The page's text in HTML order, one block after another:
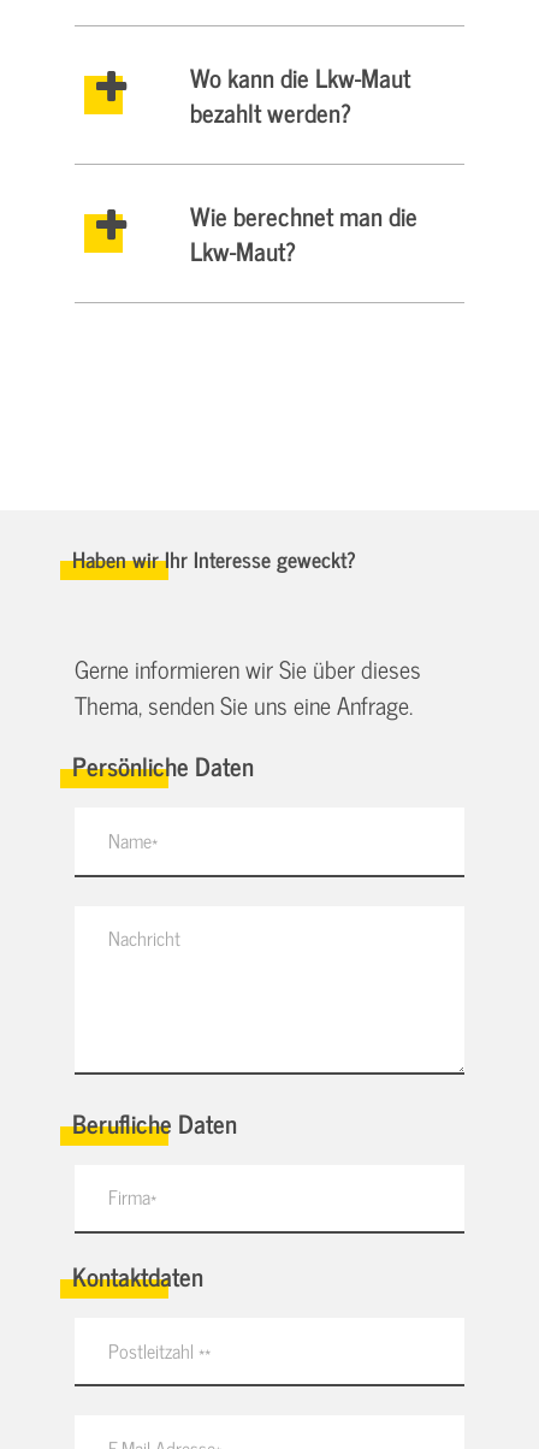
Wo kann die Lkw-Maut
bezahlt werden?
Wie berechnet man die
Lkw-Maut?
Haben wir Ihr Interesse geweckt?
Gerne informieren wir Sie über dieses
Thema, senden Sie uns eine Anfrage.
Persönliche Daten
Berufliche Daten
Kontaktdaten